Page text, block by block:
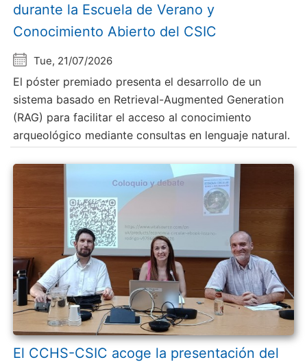
durante la Escuela de Verano y
Conocimiento Abierto del CSIC
Tue, 21/07/2026
El póster premiado presenta el desarrollo de un
sistema basado en Retrieval-Augmented Generation
(RAG) para facilitar el acceso al conocimiento
arqueológico mediante consultas en lenguaje natural.
El CCHS-CSIC acoge la presentación del